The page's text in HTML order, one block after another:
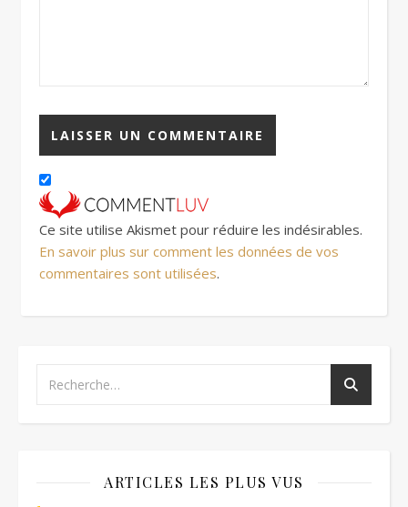
Ce site utilise Akismet pour réduire les indésirables.
En savoir plus sur comment les données de vos
commentaires sont utilisées.
ARTICLES LES PLUS VUS